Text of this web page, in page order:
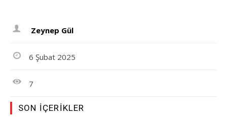
Zeynep Gül
6 Şubat 2025
7
SON İÇERIKLER